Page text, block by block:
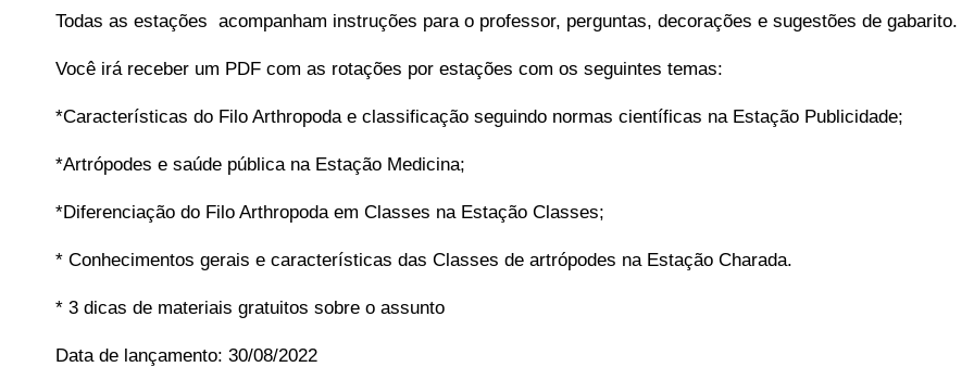
Todas as estações acompanham instruções para o professor, perguntas, decorações e sugestões de gabarito.
Você irá receber um PDF com as rotações por estações com os seguintes temas:
*Características do Filo Arthropoda e classificação seguindo normas científicas na Estação Publicidade;
*Artrópodes e saúde pública na Estação Medicina;
*Diferenciação do Filo Arthropoda em Classes na Estação Classes;
* Conhecimentos gerais e características das Classes de artrópodes na Estação Charada.
* 3 dicas de materiais gratuitos sobre o assunto
Data de lançamento: 30/08/2022